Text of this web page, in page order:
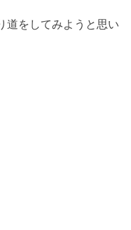
道をしてみようと思い